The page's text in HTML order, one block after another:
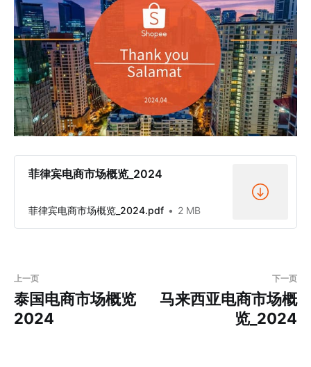
菲律宾电商市场概览_2024
菲律宾电商市场概览_2024.pdf 2 MB
上一页
泰国电商市场概览
2024
下一页
马来西亚电商市场概
览_2024